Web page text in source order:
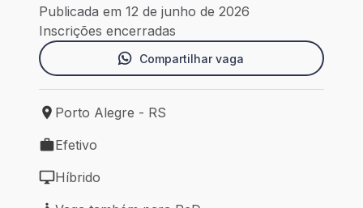
Publicada em 12 de junho de 2026
Inscrições encerradas
Compartilhar vaga
Local de trabalho: Porto Alegre - RS
Porto Alegre - RS
Tipo de vaga: Efetivo
Efetivo
Modelo de trabalho: Híbrido
Híbrido